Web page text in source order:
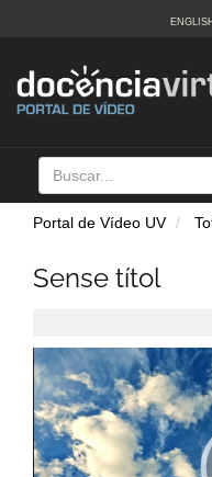
ENGLISH
Buscar
Portal de Vídeo UV
Sense títol